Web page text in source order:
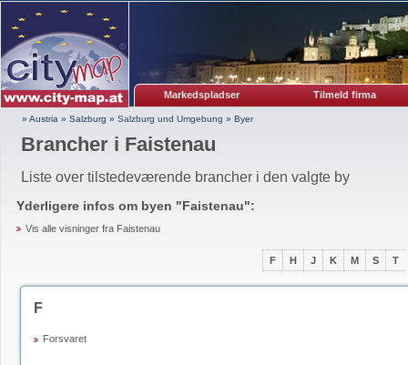
Markedspladser Tilmeld firma
» Austria » Salzburg » Salzburg und Umgebung » Byer
Brancher i Faistenau
Liste over tilstedeværende brancher i den valgte by
Yderligere infos om byen "Faistenau":
Vis alle visninger fra Faistenau
F H J K M S T
F
Forsvaret